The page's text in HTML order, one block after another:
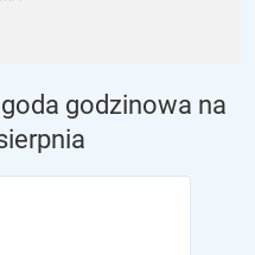
godzinowa na